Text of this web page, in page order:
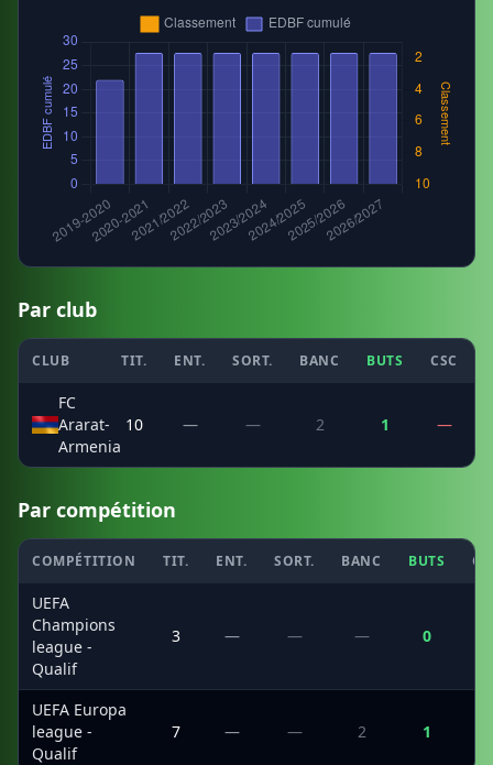
Par club
CLUB TIT. ENT. SORT. BANC BUTS CSC
FC
Ararat-
Armenia
10 — — 2 1 —
Par compétition
COMPÉTITION TIT. ENT. SORT. BANC BUTS
UEFA
Champions
league -
Qualif
3 — — — 0
UEFA Europa
league -
Qualif
7 — — 2 1